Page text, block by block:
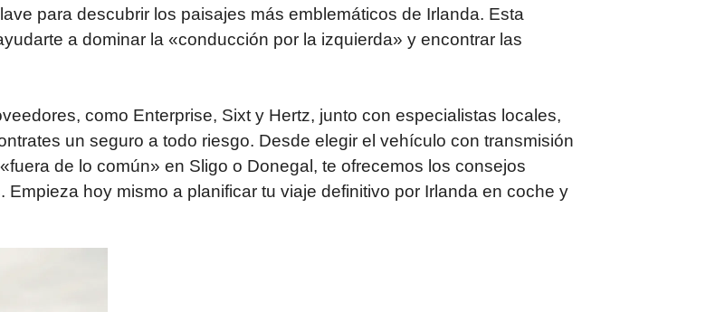
para descubrir los paisajes más emblemáticos de Irlanda. Esta
a dominar la «conducción por la izquierda» y encontrar las
como Enterprise, Sixt y Hertz, junto con especialistas locales,
un seguro a todo riesgo. Desde elegir el vehículo con transmisión
de lo común» en Sligo o Donegal, te ofrecemos los consejos
hoy mismo a planificar tu viaje definitivo por Irlanda en coche y